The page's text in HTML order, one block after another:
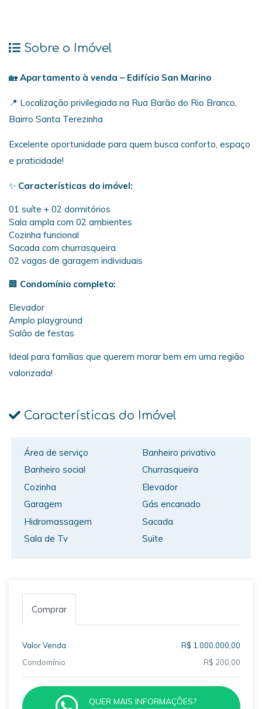
Sobre o Imóvel
🏡 Apartamento à venda – Edifício San Marino
📍 Localização privilegiada na Rua Barão do Rio Branco,
Bairro Santa Terezinha
Excelente oportunidade para quem busca conforto, espaço
e praticidade!
✨ Características do imóvel:
01 suíte + 02 dormitórios
Sala ampla com 02 ambientes
Cozinha funcional
Sacada com churrasqueira
02 vagas de garagem individuais
🏢 Condomínio completo:
Elevador
Amplo playground
Salão de festas
Ideal para famílias que querem morar bem em uma região
valorizada!
Características do Imóvel
Área de serviço
Banheiro privativo
Banheiro social
Churrasqueira
Cozinha
Elevador
Garagem
Gás encanado
Hidromassagem
Sacada
Sala de Tv
Suite
Comprar
Valor Venda
R$ 1.000.000,00
Condomínio
R$ 200,00
QUER MAIS INFORMAÇÕES?